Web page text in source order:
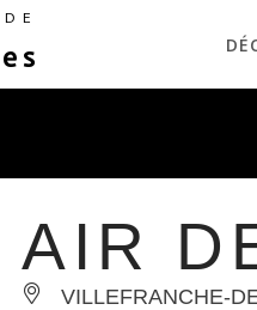
AIR
VILLEFRANCHE-